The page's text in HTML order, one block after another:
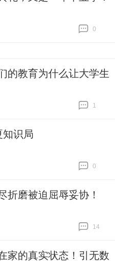
0
的教育为什么让大学生
1
知识局
0
折磨被迫屈辱妥协！
14
家的真实状态！引无数